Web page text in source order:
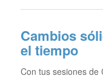
Cambios
el tiempo
Con tus sesiones de